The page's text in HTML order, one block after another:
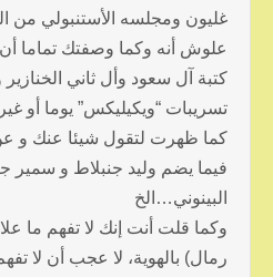
غليون ومجلسه الأستنبولي من
علوش أنه وكما وصفتك تماما
كتبة آل سعود وأل ثاني
تسريبات “ويكيليكس” يوما أو
كما ظهرت لتقول شيئا عنك و
فيما يضم وليد جنبلاط و سمير
البينوني…الخ
وكما قلت أنت إنك لا تفهم ما
رمال) بالهوية، لا عجب أن لا